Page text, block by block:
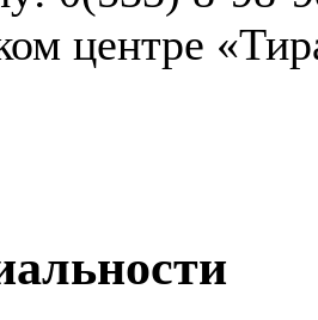
центре